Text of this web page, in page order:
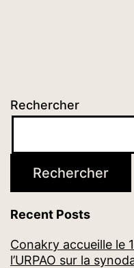
Rechercher
Rechercher
Recent Posts
Conakry accueille le
l’URPAO sur la